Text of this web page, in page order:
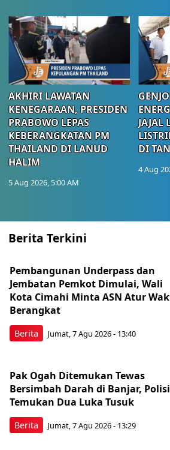
AKHIRI LAWATAN
KENEGARAAN, PRESIDEN
PRABOWO LEPAS
KEBERANGKATAN PM
THAILAND DI LANUD
HALIM
5 Aug 2026, 5:00 AM
JAJAL
DI
4 Aug
Berita Terkini
Berita
Pembangunan Underpass dan
Jembatan Pemkot Dimulai, Wali
Kota Cimahi Minta ASN Atur
Berangkat
Jumat, 7 Agu 2026 - 13:40
Berita
Pak Ogah Ditemukan Tewas
Bersimbah Darah di Banjar, Polisi
Temukan Dua Luka Tusuk
Jumat, 7 Agu 2026 - 13:29